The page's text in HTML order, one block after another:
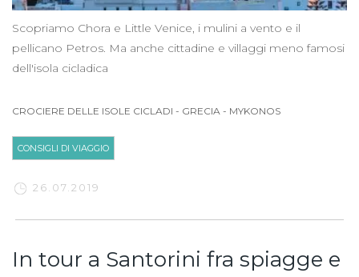
Scopriamo Chora e Little Venice, i mulini a vento e il
pellicano Petros. Ma anche cittadine e villaggi meno famosi
dell'isola cicladica
CROCIERE DELLE ISOLE CICLADI - GRECIA - MYKONOS
CONSIGLI DI VIAGGIO
26.07.2019
In tour a Santorini fra spiagge e